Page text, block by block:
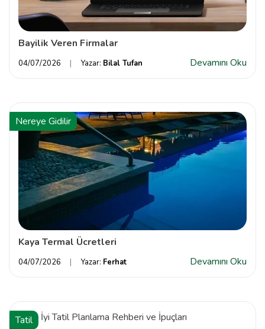
Bayilik Veren Firmalar
04/07/2026 Yazar: Bilal Tufan Devamını Oku
Nereye Gidilir
Kaya Termal Ücretleri
04/07/2026 Yazar: Ferhat Devamını Oku
Tatil